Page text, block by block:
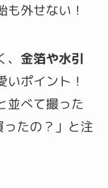
外せない！
金箔や水引
いポイント！
並べて撮った
ったの？」と注